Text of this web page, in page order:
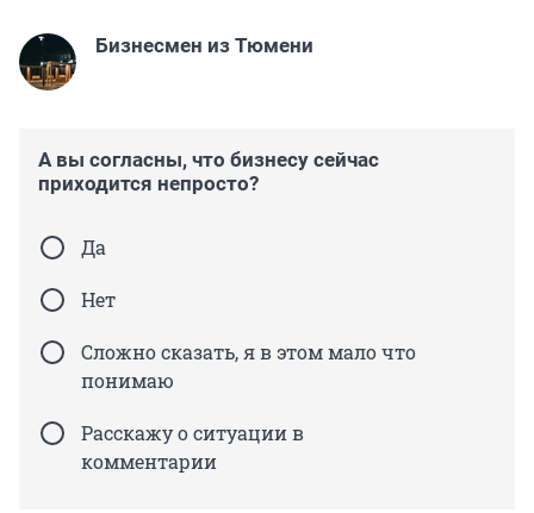
Бизнесмен из Тюмени
А вы согласны, что бизнесу сейчас
приходится непросто?
Да
Нет
Сложно сказать, я в этом мало что
понимаю
Расскажу о ситуации в
комментарии